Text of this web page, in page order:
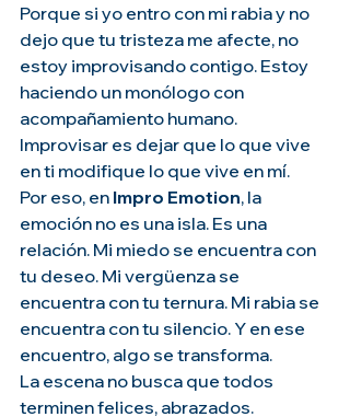
Porque si yo entro con mi rabia y no
dejo que tu tristeza me afecte, no
estoy improvisando contigo. Estoy
haciendo un monólogo con
acompañamiento humano.
Improvisar es dejar que lo que vive
en ti modifique lo que vive en mí.
Por eso, en Impro Emotion, la
emoción no es una isla. Es una
relación. Mi miedo se encuentra con
tu deseo. Mi vergüenza se
encuentra con tu ternura. Mi rabia se
encuentra con tu silencio. Y en ese
encuentro, algo se transforma.
La escena no busca que todos
terminen felices, abrazados.